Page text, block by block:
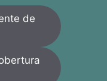
de